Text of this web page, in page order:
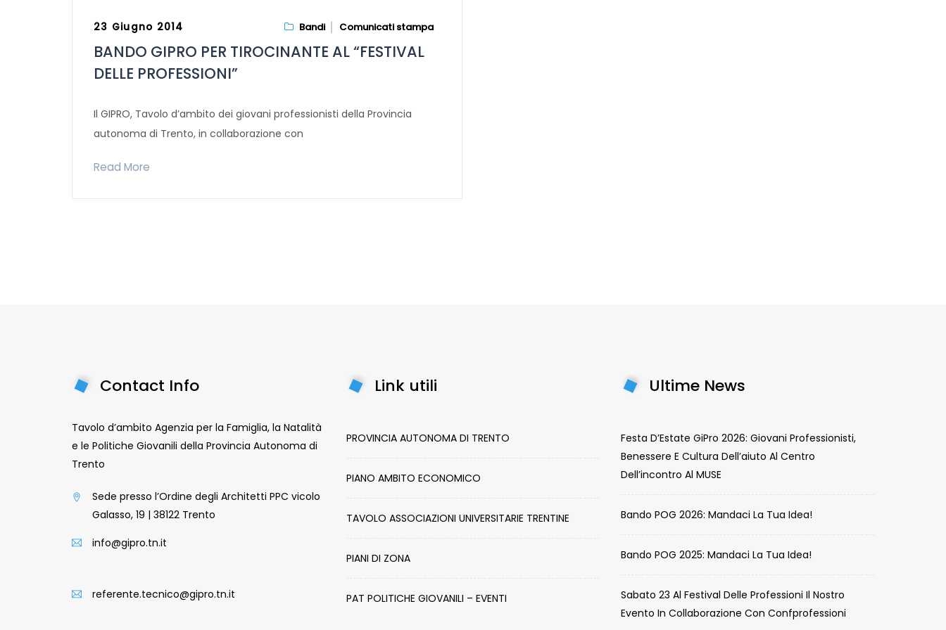
23 Giugno 2014 Bandi Comunicati stampa
BANDO GIPRO PER TIROCINANTE AL “FESTIVAL
DELLE PROFESSIONI”
Il GIPRO, Tavolo d’ambito dei giovani professionisti della Provincia
autonoma di Trento, in collaborazione con
Read More
Contact Info
Tavolo d’ambito Agenzia per la Famiglia, la Natalità
e le Politiche Giovanili della Provincia Autonoma di
Trento
Sede presso l’Ordine degli Architetti PPC vicolo
Galasso, 19 | 38122 Trento
info@gipro.tn.it
referente.tecnico@gipro.tn.it
Link utili
PROVINCIA AUTONOMA DI TRENTO
PIANO AMBITO ECONOMICO
TAVOLO ASSOCIAZIONI UNIVERSITARIE TRENTINE
PIANI DI ZONA
PAT POLITICHE GIOVANILI – EVENTI
Ultime News
Festa D’Estate GiPro 2026: Giovani Professionisti,
Benessere E Cultura Dell’aiuto Al Centro
Dell’incontro Al MUSE
Bando POG 2026: Mandaci La Tua Idea!
Bando POG 2025: Mandaci La Tua Idea!
Sabato 23 Al Festival Delle Professioni Il Nostro
Evento In Collaborazione Con Confprofessioni